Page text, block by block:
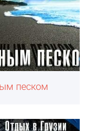
песком